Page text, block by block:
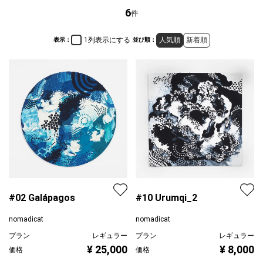
6件
表示： 1列表示にする 並び順： 人気順 新着順
#02 Galápagos
nomadicat
プラン
レギュラー
価格
¥ 25,000
#10 Urumqi_2
nomadicat
プラン
レギュラー
価格
¥ 8,000